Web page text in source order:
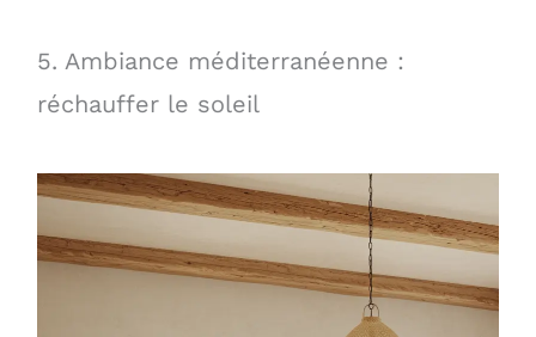
5. Ambiance méditerranéenne :
réchauffer le soleil